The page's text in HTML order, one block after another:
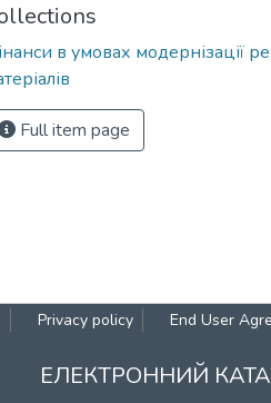
в умовах модернізації
Full item page
Privacy policy End User
ЕЛЕКТРОННИЙ